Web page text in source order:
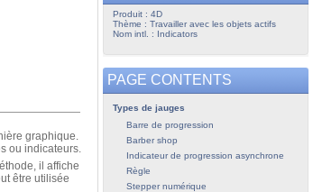
graphique.
ou indicateurs.
il affiche
être utilisée
Produit : 4D
Thème : Travailler avec les objets actifs
Nom intl. : Indicators
PAGE CONTENTS
Types de jauges
Barre de progression
Barber shop
Indicateur de progression asynchrone
Règle
Stepper numérique